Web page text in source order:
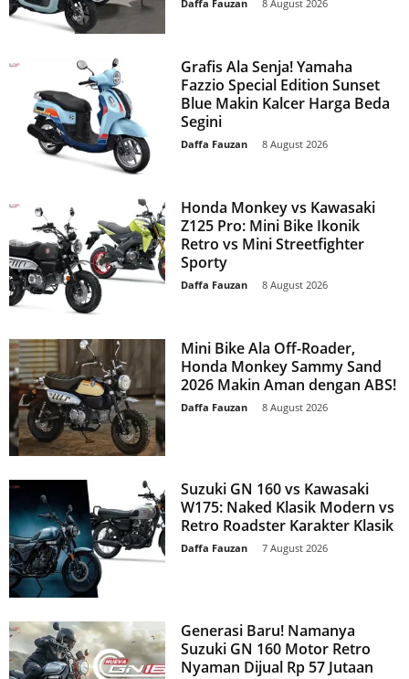
Daffa Fauzan 8 August 2026
Grafis Ala Senja! Yamaha
Fazzio Special Edition Sunset
Blue Makin Kalcer Harga Beda
Segini
Daffa Fauzan 8 August 2026
Honda Monkey vs Kawasaki
Z125 Pro: Mini Bike Ikonik
Retro vs Mini Streetfighter
Sporty
Daffa Fauzan 8 August 2026
Mini Bike Ala Off-Roader,
Honda Monkey Sammy Sand
2026 Makin Aman dengan ABS!
Daffa Fauzan 8 August 2026
Suzuki GN 160 vs Kawasaki
W175: Naked Klasik Modern vs
Retro Roadster Karakter Klasik
Daffa Fauzan 7 August 2026
Generasi Baru! Namanya
Suzuki GN 160 Motor Retro
Nyaman Dijual Rp 57 Jutaan